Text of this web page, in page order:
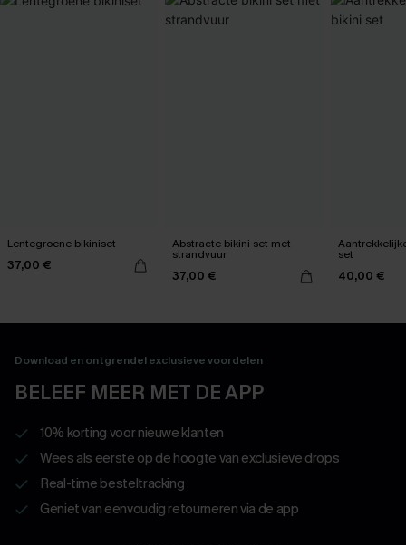
Lentegroene bikiniset
37,00 €
Abstracte bikini set met
strandvuur
37,00 €
set
40,00 €
Download en ontgrendel exclusieve voordelen
BELEEF MEER MET DE APP
10% korting voor nieuwe klanten
Wees als eerste op de hoogte van exclusieve drops
Real-time besteltracking
Geniet van eenvoudig retourneren via de app